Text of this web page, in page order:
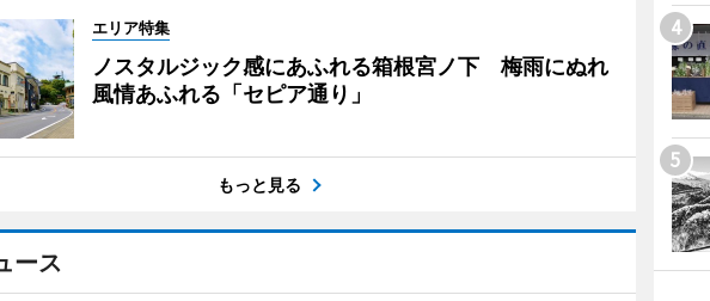
エリア特集
ノスタルジック感にあふれる箱根宮ノ下 梅雨にぬれ
風情あふれる「セピア通り」
もっと見る
ース